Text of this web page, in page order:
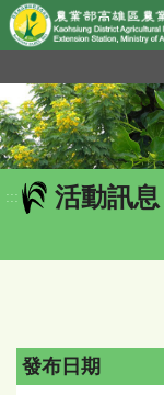
網頁置頂
到
主
要
內
容
區
::: 活動訊息
發布日期